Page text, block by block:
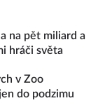
na pět miliard a
hráči světa
v Zoo
do podzimu